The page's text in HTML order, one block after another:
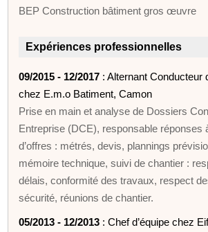
BEP Construction bâtiment gros œuvre
Expériences professionnelles
09/2015 - 12/2017 : Alternant Conducteur
chez E.m.o Batiment, Camon
Prise en main et analyse de Dossiers
Entreprise (DCE), responsable réponses
d’offres : métrés, devis, plannings
mémoire technique, suivi de chantier :
délais, conformité des travaux, respect
sécurité, réunions de chantier.
05/2013 - 12/2013 : Chef d’équipe chez